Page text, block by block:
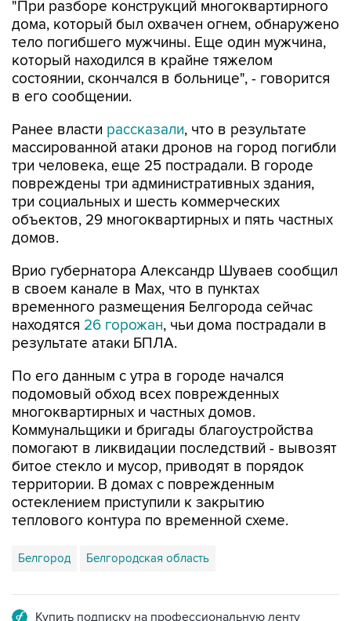
тело погибшего мужчины. Еще один мужчина,
который находился в крайне тяжелом
состоянии, скончался в больнице", - говорится
в его сообщении.
Ранее властирассказали
три человека, еще 25 пострадали. В городе
повреждены три административных здания,
три социальных и шесть коммерческих
объектов, 29 многоквартирных и пять частных
домов.
Врио губернатора Александр Шуваев сообщил
временного размещения Белгорода сейчас
находятся26 горожан, чьи дома пострадали в
результате атаки БПЛА.
По его данным с утра в городе начался
многоквартирных и частных домов.
Коммунальщики и бригады благоустройства
помогают в ликвидации последствий - вывозят
битое стекло и мусор, приводят в порядок
территории. В домах с поврежденным
остеклением приступили к закрытию
теплового контура по временной схеме.
Белгород Белгородская область
Подписаться на рассылку главных новостей сайта